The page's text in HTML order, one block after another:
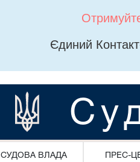
Єдиний
СУДОВА ВЛАДА ПРЕС-